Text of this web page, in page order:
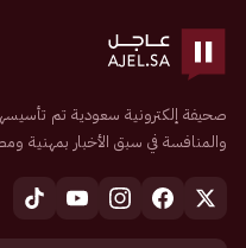
والمنافسة في سبق الأخبار بمهنية